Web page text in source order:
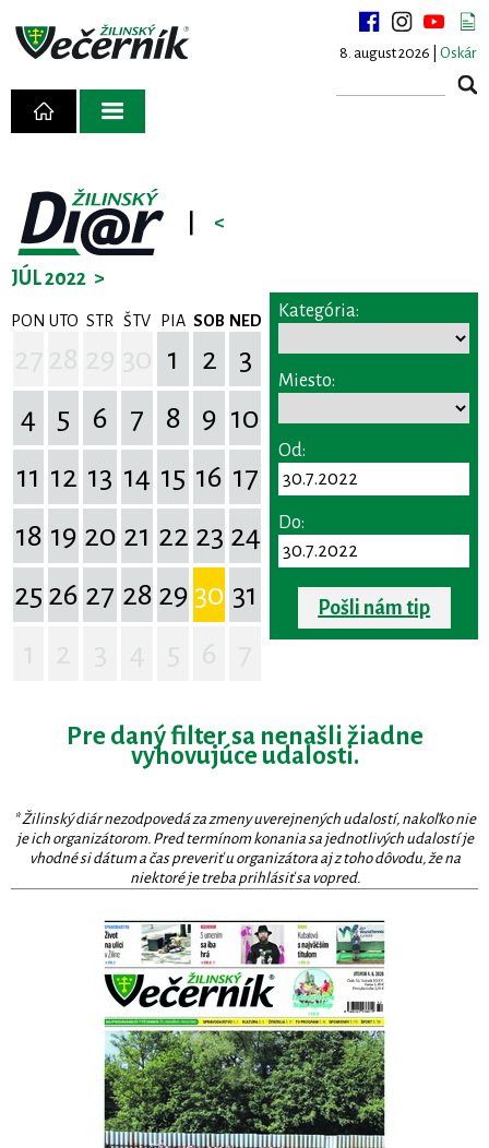
8. august 2026 | Oskár
<
JÚL 2022 >
PON UTO STR ŠTV PIA SOB NED
1 2
3
4
5 6 7 8 9 10
11 12 13 14 15 16 17
18 19 20 21 22 23 24
25 26 27 28 29 30 31
Kategória:
Miesto:
Od:
Do:
Pošli nám tip
Pre daný filter sa nenašli žiadne
vyhovujúce udalosti.
* Žilinský diár nezodpovedá za zmeny uverejnených udalostí, nakoľko nie
je ich organizátorom. Pred termínom konania sa jednotlivých udalostí je
vhodné si dátum a čas preveriť u organizátora aj z toho dôvodu, že na
niektoré je treba prihlásiť sa vopred.